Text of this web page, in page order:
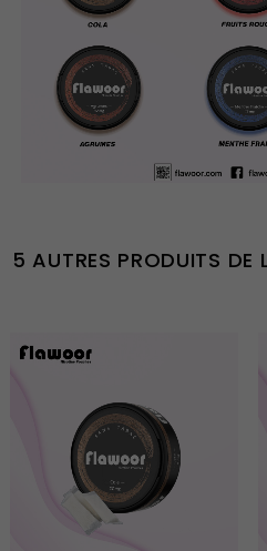
5 AUTRES PRODUITS DE